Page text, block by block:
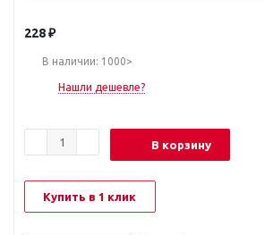
228₽
В наличии: 1000>
Нашли дешевле?
В корзину
Купить в 1 клик